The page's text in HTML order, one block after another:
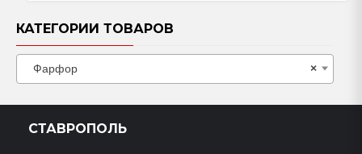
КАТЕГОРИИ ТОВАРОВ
×
Фарфор
СТАВРОПОЛЬ